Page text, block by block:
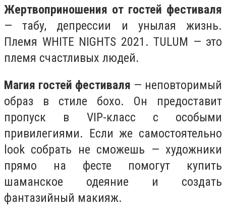
Жертвоприношения от гостей фестиваля
— табу, депрессии и унылая жизнь.
Племя WHITE NIGHTS 2021. TULUM — это
племя счастливых людей.
Магия гостей фестиваля — неповторимый
образ в стиле бохо. Он предоставит
пропуск в VIP-класс с особыми
привилегиями. Если же самостоятельно
look собрать не сможешь — художники
прямо на фесте помогут купить
шаманское одеяние и создать
фантазийный макияж.